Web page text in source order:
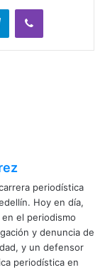
TelegramViber
periodística
Hoy en día,
el periodismo
y denuncia de
y un defensor
periodística en